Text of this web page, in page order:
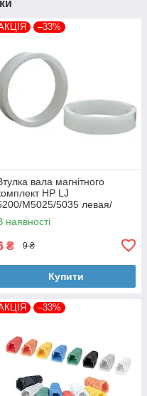
–33%
вала магнітного
HP LJ
M5025/5035 левая/
Foshan (MAG-7516A-
Foshan)
наявності
₴ 9 ₴
Купити
–33%